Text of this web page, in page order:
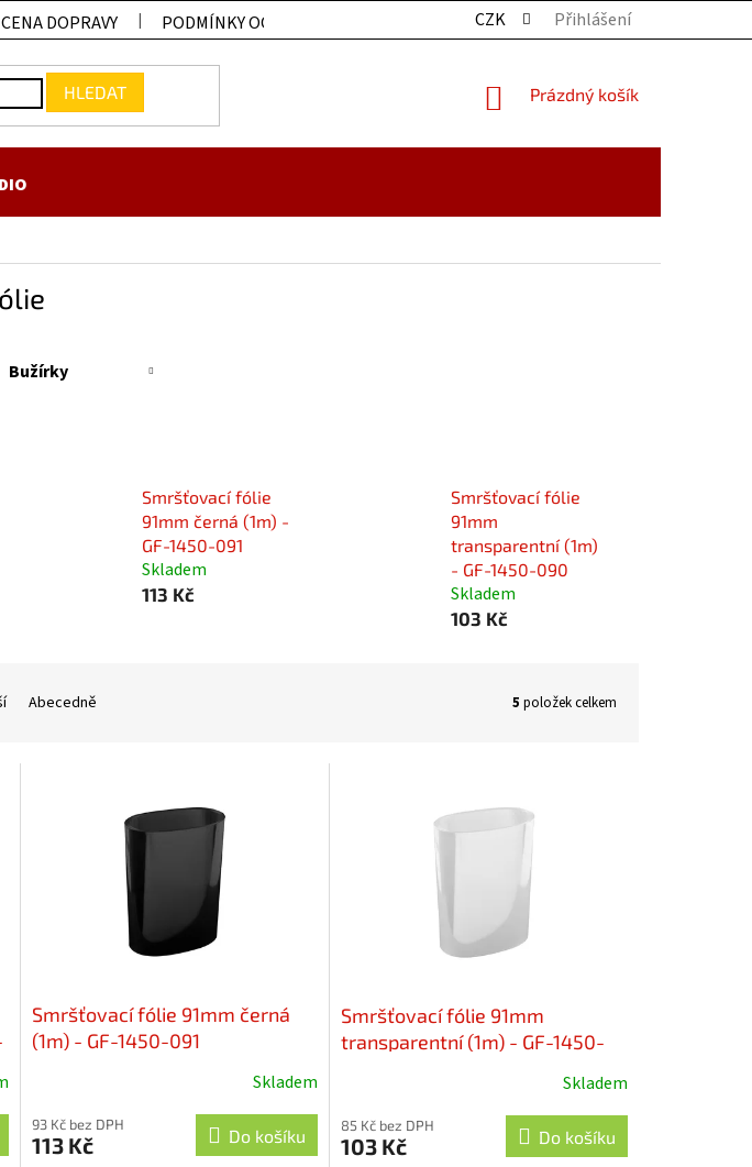
CENA DOPRAVY PODMÍNKY OCHRANY OSOBNÍCH ÚDAJŮ KONTAKTY
CZK Přihlášení
HLEDAT
NÁKUPNÍ
Prázdný košík
Bužírky
Smršťovací fólie
91mm černá (1m) -
GF-1450-091
Skladem
113 Kč
Smršťovací fólie
91mm
transparentní (1m)
- GF-1450-090
Skladem
103 Kč
Abecedně 5 položek celkem
Smršťovací fólie 91mm černá
(1m) - GF-1450-091
Skladem
93 Kč bez DPH
113 Kč Do košíku
Smršťovací fólie 91mm
transparentní (1m) - GF-1450-
Skladem
85 Kč bez DPH
103 Kč Do košíku